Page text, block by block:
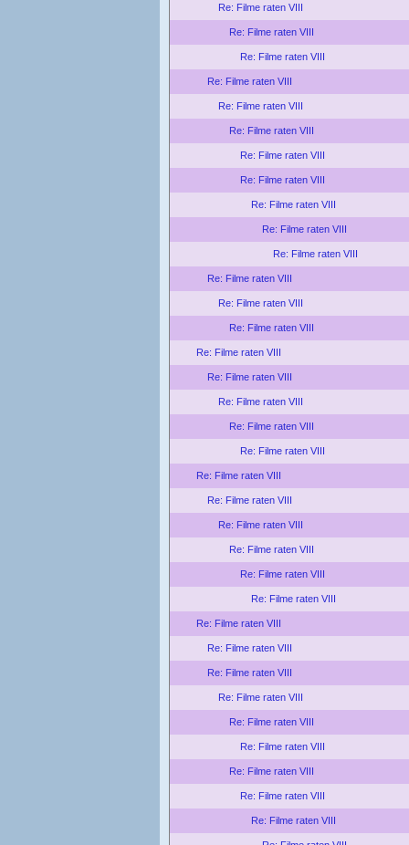
Re: Filme raten VIII
Re: Filme raten VIII
Re: Filme raten VIII
Re: Filme raten VIII
Re: Filme raten VIII
Re: Filme raten VIII
Re: Filme raten VIII
Re: Filme raten VIII
Re: Filme raten VIII
Re: Filme raten VIII
Re: Filme raten VIII
Re: Filme raten VIII
Re: Filme raten VIII
Re: Filme raten VIII
Re: Filme raten VIII
Re: Filme raten VIII
Re: Filme raten VIII
Re: Filme raten VIII
Re: Filme raten VIII
Re: Filme raten VIII
Re: Filme raten VIII
Re: Filme raten VIII
Re: Filme raten VIII
Re: Filme raten VIII
Re: Filme raten VIII
Re: Filme raten VIII
Re: Filme raten VIII
Re: Filme raten VIII
Re: Filme raten VIII
Re: Filme raten VIII
Re: Filme raten VIII
Re: Filme raten VIII
Re: Filme raten VIII
Re: Filme raten VIII